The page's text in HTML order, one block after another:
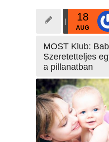
18
AUG
MOST Klub:
Szeretetteljes
a pillanatban